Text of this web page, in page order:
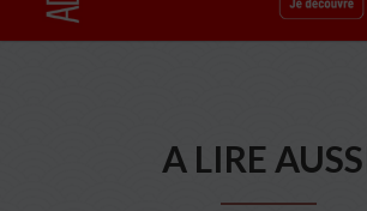
A LIRE